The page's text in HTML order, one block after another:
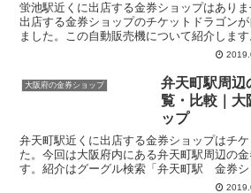
蛍池駅近くに出店する金券ショップはあり
出店する金券ショップのチケットドラゴン
ました。この自動販売機について紹介しま
蛍池駅周辺の金券ショップ一覧・比較です
池駅 金券ショップ」で検索順位が高かった
大阪府の金券ショップ
弁天町駅周辺
覧・比較｜大
ップ
弁天町駅近くに出店する金券ショップはチ
た。今回は大阪府内にある弁天町駅周辺の
す。紹介はグーグル検索「弁天町駅 金券シ